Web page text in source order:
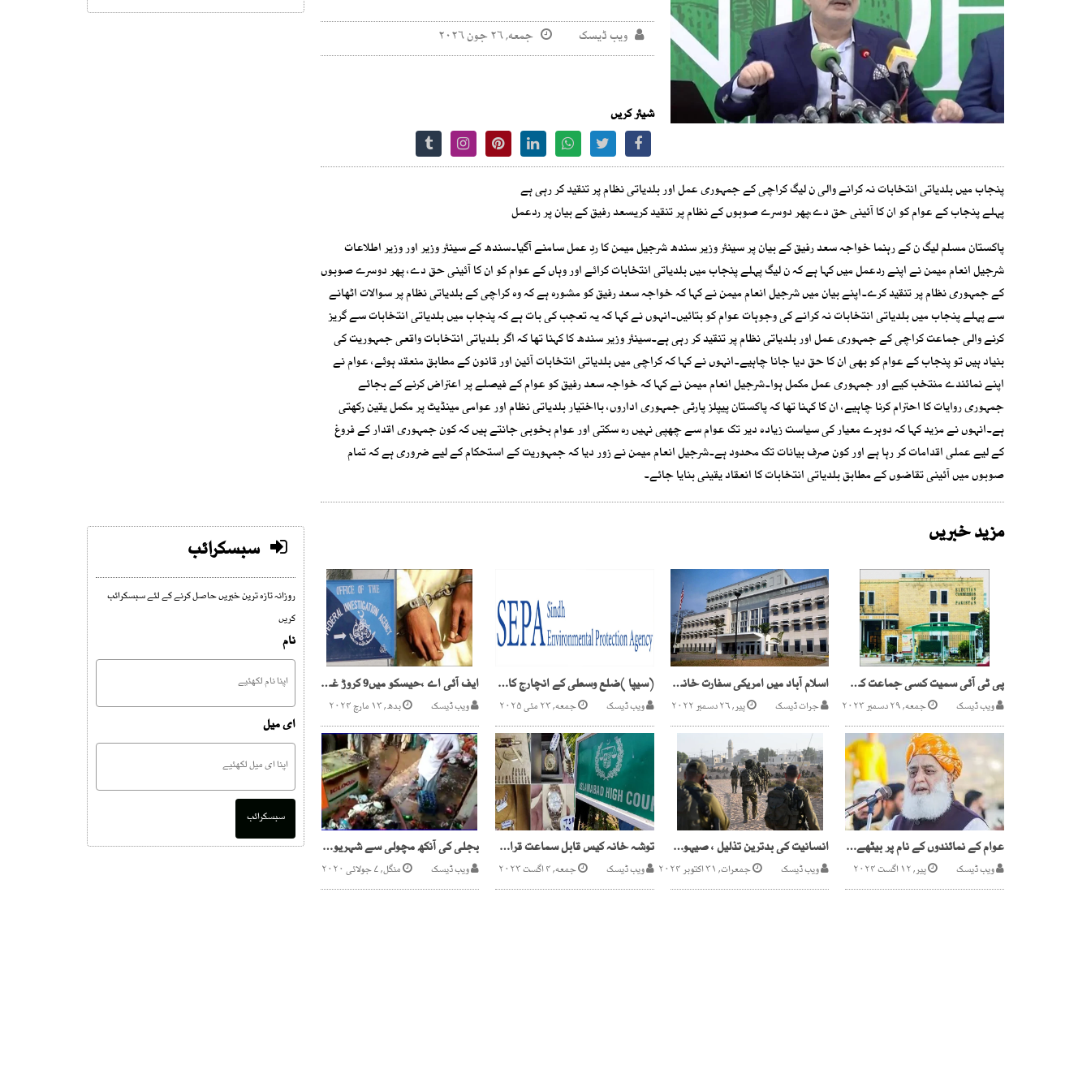
ویب ڈیسک جمعه, ۲۶ جون ۲۰۲۶
شیئر کریں
پنجاب میں بلدیاتی انتخابات نہ کرانے والی ن لیگ کراچی کے جمہوری عمل اور بلدیاتی نظام پر تنقید کر رہی ہے
پہلے پنجاب کے عوام کو ان کا آئینی حق دے،پھر دوسرے صوبوں کے نظام پر تنقید کریسعد رفیق کے بیان پر ردعمل
پاکستان مسلم لیگ ن کے رہنما خواجہ سعد رفیق کے بیان پر سینئر وزیر سندھ شرجیل میمن کا ردِ عمل سامنے آگیا۔سندھ کے سینئر وزیر اور وزیر اطلاعات
شرجیل انعام میمن نے اپنے ردعمل میں کہا ہے کہ ن لیگ پہلے پنجاب میں بلدیاتی انتخابات کرائے اور وہاں کے عوام کو ان کا آئینی حق دے، پھر دوسرے صوبوں
کے جمہوری نظام پر تنقید کرے۔اپنے بیان میں شرجیل انعام میمن نے کہا کہ خواجہ سعد رفیق کو مشورہ ہے کہ وہ کراچی کے بلدیاتی نظام پر سوالات اٹھانے
سے پہلے پنجاب میں بلدیاتی انتخابات نہ کرانے کی وجوہات عوام کو بتائیں۔انہوں نے کہا کہ یہ تعجب کی بات ہے کہ پنجاب میں بلدیاتی انتخابات سے گریز
کرنے والی جماعت کراچی کے جمہوری عمل اور بلدیاتی نظام پر تنقید کر رہی ہے۔سینئر وزیر سندھ کا کہنا تھا کہ اگر بلدیاتی انتخابات واقعی جمہوریت کی
بنیاد ہیں تو پنجاب کے عوام کو بھی ان کا حق دیا جانا چاہیے۔انہوں نے کہا کہ کراچی میں بلدیاتی انتخابات آئین اور قانون کے مطابق منعقد ہوئے، عوام نے
اپنے نمائندے منتخب کیے اور جمہوری عمل مکمل ہوا۔شرجیل انعام میمن نے کہا کہ خواجہ سعد رفیق کو عوام کے فیصلے پر اعتراض کرنے کے بجائے
جمہوری روایات کا احترام کرنا چاہیے، ان کا کہنا تھا کہ پاکستان پیپلز پارٹی جمہوری اداروں، بااختیار بلدیاتی نظام اور عوامی مینڈیٹ پر مکمل یقین رکھتی
ہے۔انہوں نے مزید کہا کہ دوہرے معیار کی سیاست زیادہ دیر تک عوام سے چھپی نہیں رہ سکتی اور عوام بخوبی جانتے ہیں کہ کون جمہوری اقدار کے فروغ
کے لیے عملی اقدامات کر رہا ہے اور کون صرف بیانات تک محدود ہے۔شرجیل انعام میمن نے زور دیا کہ جمہوریت کے استحکام کے لیے ضروری ہے کہ تمام
صوبوں میں آئینی تقاضوں کے مطابق بلدیاتی انتخابات کا انعقاد یقینی بنایا جائے۔
مزید خبریں
پی ٹی آئی سمیت کسی جماعت کو انتخابات سے محروم نہ کیا جائے، الیکشن کمیشن کا حکم
ویب ڈیسک جمعه, ۲۹ دسمبر ۲۰۲۳
اسلام آباد میں امریکی سفارت خانے کا اپنے شہریوں کے لیے سکیورٹی الرٹ
جرات ڈیسک پیر, ۲۶ دسمبر ۲۰۲۲
(سیپا )ضلع وسطی کے انچارج کامران کی پیدا گیریاں ، سرکاری حکم نظر انداز
ویب ڈیسک جمعه, ۲۳ مئی ۲۰۲۵
ایف آئی اے ،حیسکو میں9 کروڑ غبن،چیف انجینئر سمیت 5 ملزمان گرفتار
ویب ڈیسک بدھ, ۱۳ مارچ ۲۰۲۴
عوام کے نمائندوں کے نام پر بیٹھے لوگ جعلی ہیں، مولانا فضل الرحمان
ویب ڈیسک پیر, ۱۲ اگست ۲۰۲۴
انسانیت کی بدترین تذلیل ، صیہونی فوج نے 2سو فلسطینیوں کو نیم برہنہ کر دیا
ویب ڈیسک جمعرات, ۳۱ اکتوبر ۲۰۲۴
توشہ خانہ کیس قابل سماعت قرار دینے کا فیصلہ کالعدم
ویب ڈیسک جمعه, ۴ اگست ۲۰۲۳
بجلی کی آنکھ مچولی سے شہریوں کو مالی نقصان
ویب ڈیسک منگل, ۷ جولائی ۲۰۲۰
سبسکرائب
روزانہ تازہ ترین خبریں حاصل کرنے کے لئے سبسکرائب
کریں
نام
ای میل
سبسکرائب